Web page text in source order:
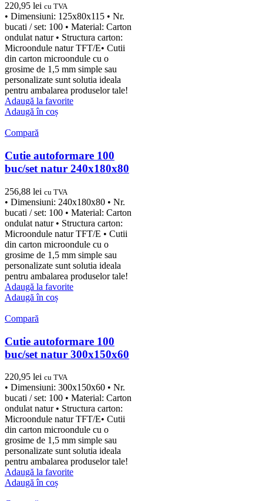
220,95 lei cu TVA
• Dimensiuni: 125x80x115 • Nr.
bucati / set: 100 • Material: Carton
ondulat natur • Structura carton:
Microondule natur TFT/E• Cutii
din carton microondule cu o
grosime de 1,5 mm simple sau
personalizate sunt solutia ideala
pentru ambalarea produselor tale!
Adaugă la favorite
Adaugă în coș
Compară
Cutie autoformare 100
buc/set natur 240x180x80
256,88 lei cu TVA
• Dimensiuni: 240x180x80 • Nr.
bucati / set: 100 • Material: Carton
ondulat natur • Structura carton:
Microondule natur TFT/E • Cutii
din carton microondule cu o
grosime de 1,5 mm simple sau
personalizate sunt solutia ideala
pentru ambalarea produselor tale!
Adaugă la favorite
Adaugă în coș
Compară
Cutie autoformare 100
buc/set natur 300x150x60
220,95 lei cu TVA
• Dimensiuni: 300x150x60 • Nr.
bucati / set: 100 • Material: Carton
ondulat natur • Structura carton:
Microondule natur TFT/E• Cutii
din carton microondule cu o
grosime de 1,5 mm simple sau
personalizate sunt solutia ideala
pentru ambalarea produselor tale!
Adaugă la favorite
Adaugă în coș